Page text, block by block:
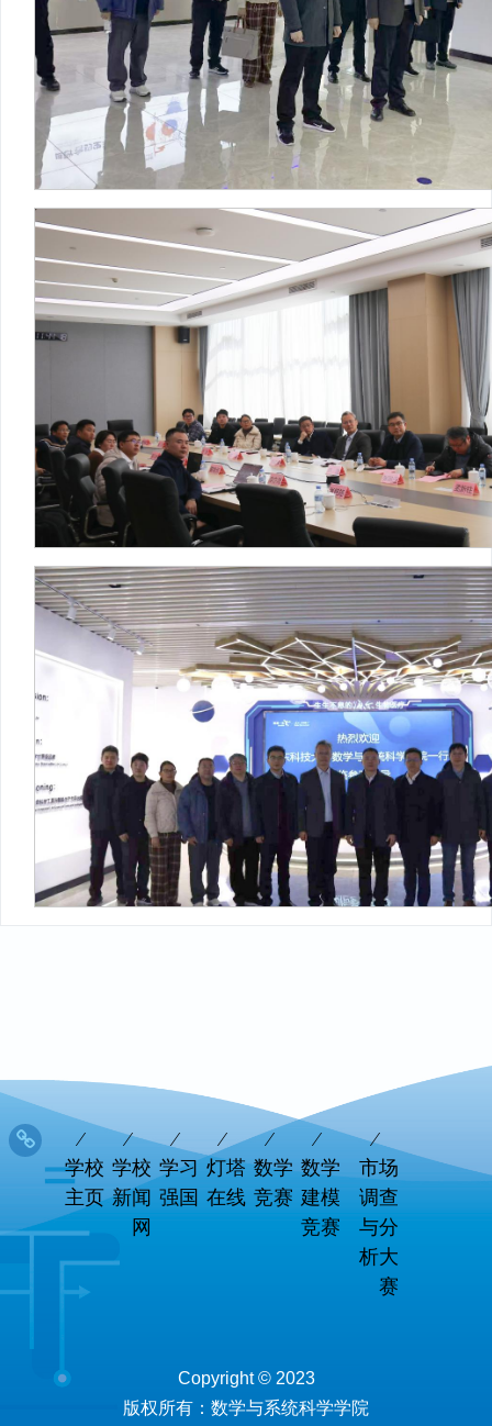
学校
主页
学校
新闻
网
学习
强国
灯塔
在线
数学
竞赛
数学
建模
竞赛
市场
调查
与分
析大
赛
Copyright © 2023
版权所有：数学与系统科学学院